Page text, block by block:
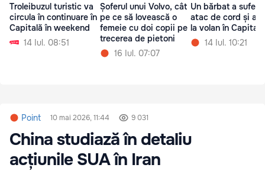
Troleibuzul turistic va
circula în continuare în
Capitală în weekend
14 Iul. 08:51
Șoferul unui Volvo, cât
pe ce să lovească o
femeie cu doi copii pe
trecerea de pietoni
16 Iul. 07:07
Un bărbat a
atac de cord și a
la volan în Capitală
14 Iul. 10:21
Point 10 mai 2026, 11:44 9 031
China studiază în detaliu
acțiunile SUA în Iran